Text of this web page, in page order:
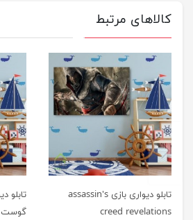
کالاهای مرتبط
تابلو دیواری بازی assassin's
creed revelations
گوست
previus